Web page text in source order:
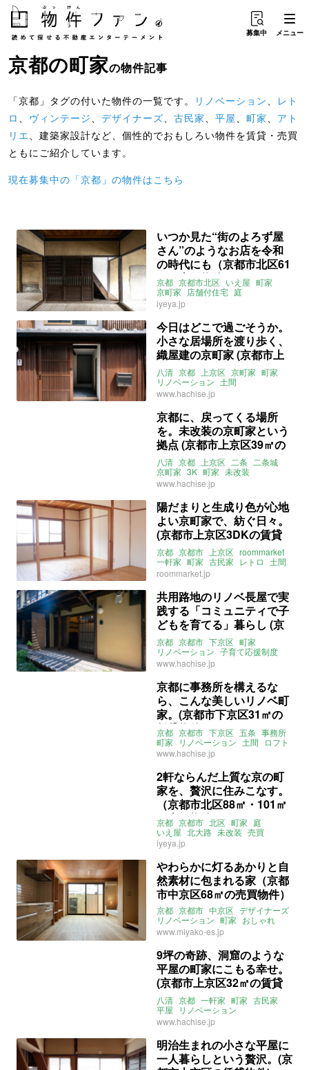
募集中 メニュー
京都の町家の物件記事
「京都」タグの付いた物件の一覧です。 リノベーション、 レト
ロ 、 ヴィンテージ、 デザイナーズ、 古民家、 平屋、 町家、 アト
リエ、建築家設計など、個性的でおもしろい物件を賃貸・売買
ともにご紹介しています。
現在募集中の「京都」の物件はこちら
いつか見た“街のよろず屋
さん”のようなお店を令和
の時代にも（京都市北区61
㎡の売買物件）
京都 京都市北区 いえ屋 町家
京町家
店舗付住宅 庭
リノベーション
iyeya.jp
今日はどこで過ごそうか。
小さな居場所を渡り歩く、
織屋建の京町家 (京都市上
京区65㎡の売買物件)
八清 京都 上京区 京町家 町家
リノベーション 土間
ウッドデッキ
ライター：ほしりょうこ
www.hachise.jp
京都に、戻ってくる場所
を。未改装の京町家という
拠点 (京都市上京区39㎡の
売買物件)
八清 京都 上京区 二条 二条城
京町家 3K 町家 未改装
ライター：ほしりょうこ
www.hachise.jp
陽だまりと生成り色が心地
よい京町家で、紡ぐ日々。
(京都市上京区3DKの賃貸
物件)
京都 京都市 上京区 roommarket
一軒家 町家 古民家 レトロ
土間
無垢 リノベーション
ルームマーケット
roommarket.jp
共用路地のリノベ長屋で実
践する「コミュニティで子
どもを育てる」暮らし (京
都市下京区47㎡の賃貸物
件)
京都 京都市 下京区 町家
リノベーション 子育て応援制度
八清 賃貸
www.hachise.jp
京都に事務所を構えるな
ら、こんな美しいリノベ町
家。(京都市下京区31㎡の
賃貸物件)
京都 京都市 下京区 五条 事務所
町家
リノベーション 土間
ロフト
八清 賃貸
www.hachise.jp
2軒ならんだ上質な京の町
家を、贅沢に住みこなす。
（京都市北区88㎡・101㎡
の売買物件）
京都 京都市 北区 町家 庭
いえ屋 北大路 未改装 売買
iyeya.jp
やわらかに灯るあかりと自
然素材に包まれる家（京都
市中京区68㎡の売買物件）
京都 京都市 中京区 デザイナーズ
リノベーション 町家 おしゃれ
照明 みやこエステート
www.miyako-es.jp
9坪の奇跡、洞窟のような
平屋の町家にこもる幸せ。
(京都市上京区32㎡の賃貸
物件)
八清 京都 一軒家 町家 古民家
平屋
リノベーション
デザイナーズ 坪庭
www.hachise.jp
明治生まれの小さな平屋に
一人暮らしという贅沢。(京